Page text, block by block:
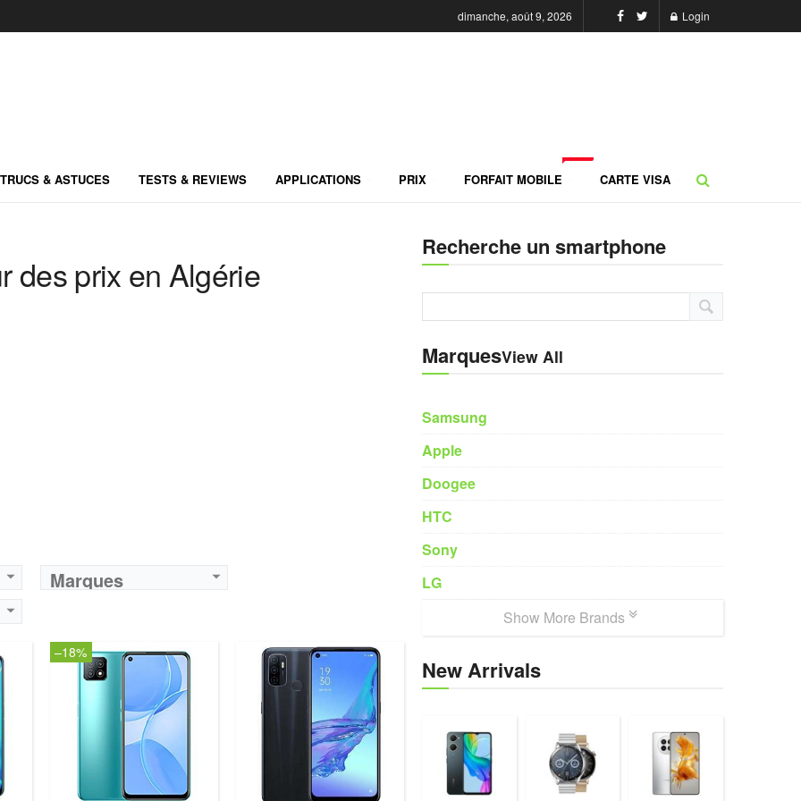
dimanche, août 9, 2026 Login
TRUCS & ASTUCES TESTS & REVIEWS APPLICATIONS PRIX FORFAIT MOBILE CARTE VISA
des prix en Algérie
Marques
–18%
Recherche un smartphone
MarquesView All
Samsung
Apple
Doogee
HTC
Sony
LG
Show More Brands
New Arrivals